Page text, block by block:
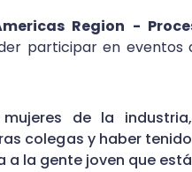
Region -
participar en eventos
de la industria,
colegas y haber tenido
a la gente joven que está